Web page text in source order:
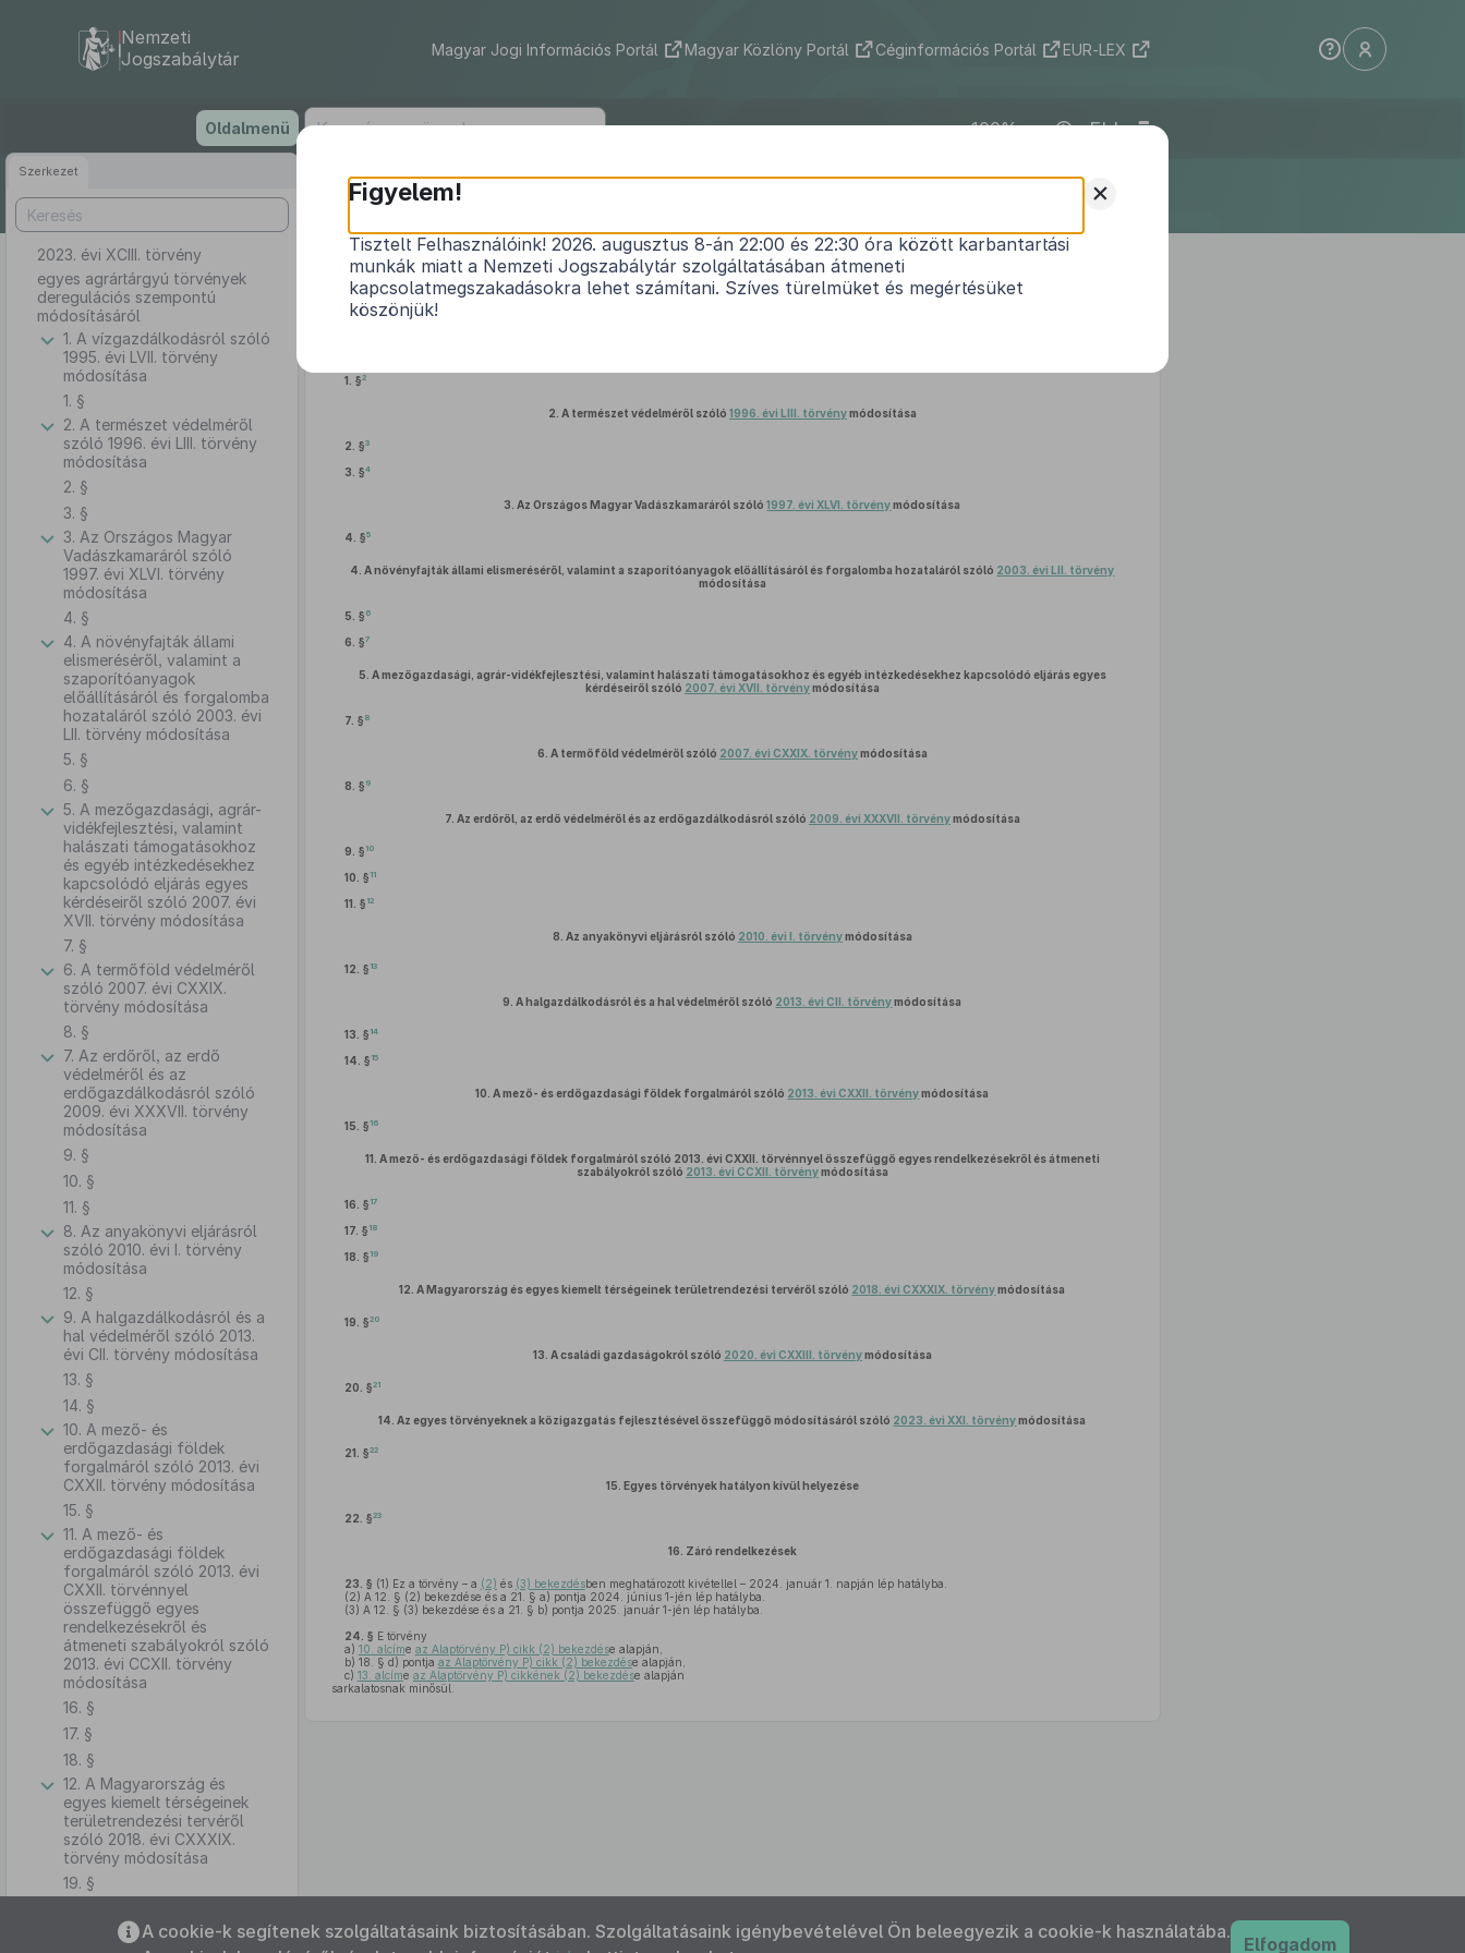
tartalomra
Nemzeti
Jogszabálytár
Magyar Jogi Információs Portál Magyar Közlöny Portál Céginformációs Portál EUR-LEX
Oldalmenü ELI
Szerkezet
2023. évi XCIII. törvény
egyes agrártárgyú törvények
deregulációs szempontú
módosításáról
1. A vízgazdálkodásról szóló
1995. évi LVII. törvény
módosítása
1. §
2. A természet védelméről
szóló 1996. évi LIII. törvény
módosítása
2. §
3. §
3. Az Országos Magyar
Vadászkamaráról szóló
1997. évi XLVI. törvény
módosítása
4. §
4. A növényfajták állami
elismeréséről, valamint a
szaporítóanyagok
előállításáról és forgalomba
hozataláról szóló 2003. évi
LII. törvény módosítása
5. §
6. §
5. A mezőgazdasági, agrár-
vidékfejlesztési, valamint
halászati támogatásokhoz
és egyéb intézkedésekhez
kapcsolódó eljárás egyes
kérdéseiről szóló 2007. évi
XVII. törvény módosítása
7. §
6. A termőföld védelméről
szóló 2007. évi CXXIX.
törvény módosítása
8. §
7. Az erdőről, az erdő
védelméről és az
erdőgazdálkodásról szóló
2009. évi XXXVII. törvény
módosítása
9. §
10. §
11. §
8. Az anyakönyvi eljárásról
szóló 2010. évi I. törvény
módosítása
12. §
9. A halgazdálkodásról és a
hal védelméről szóló 2013.
évi CII. törvény módosítása
13. §
14. §
10. A mező- és
erdőgazdasági földek
forgalmáról szóló 2013. évi
CXXII. törvény módosítása
15. §
11. A mező- és
erdőgazdasági földek
forgalmáról szóló 2013. évi
CXXII. törvénnyel
összefüggő egyes
rendelkezésekről és
átmeneti szabályokról szóló
2013. évi CCXII. törvény
módosítása
16. §
17. §
18. §
12. A Magyarország és
egyes kiemelt térségeinek
területrendezési tervéről
szóló 2018. évi CXXXIX.
törvény módosítása
19. §
szóló 2020. évi CXXIII.
törvény módosítása
Az oldalmenübe visszatéréshez
ALT + S billentyűket.
2023. évi XCIII. törvény
egyes agrártárgyú törvények deregulációs szempontú módosításáról
Hatályos: 2025. 01. 02. – 2025. 01. 02.
1. §2
2. A természet védelméről szóló 1996. évi LIII. törvénymódosítása
2. §3
3. §4
3. Az Országos Magyar Vadászkamaráról szóló1997. évi XLVI. törvénymódosítása
4. §5
4. A növényfajták állami elismeréséről, valamint a szaporítóanyagok előállításáról és forgalomba hozataláról szóló 2003. évi LII. törvény
módosítása
5. § 6
6. §7
5. A mezőgazdasági, agrár-vidékfejlesztési, valamint halászati támogatásokhoz és egyéb intézkedésekhez kapcsolódó eljárás egyes
kérdéseiről szóló 2007. évi XVII. törvénymódosítása
7. § 8
6. A termőföld védelméről szóló 2007. évi CXXIX. törvénymódosítása
8. § 9
7. Az erdőről, az erdő védelméről és az erdőgazdálkodásról szóló 2009. évi XXXVII. törvénymódosítása
9. § 10
10. § 11
11. § 12
8. Az anyakönyvi eljárásról szóló 2010. évi I. törvénymódosítása
12. § 13
9. A halgazdálkodásról és a hal védelméről szóló 2013. évi CII. törvénymódosítása
13. § 14
14. § 15
10. A mező- és erdőgazdasági földek forgalmáról szóló 2013. évi CXXII. törvénymódosítása
15. § 16
11. A mező- és erdőgazdasági földek forgalmáról szóló 2013. évi CXXII. törvénnyel összefüggő egyes rendelkezésekről és átmeneti
szabályokról szóló 2013. évi CCXII. törvénymódosítása
16. § 17
17. § 18
18. § 19
12. A Magyarország és egyes kiemelt térségeinek területrendezési tervéről szóló 2018. évi CXXXIX. törvénymódosítása
19. §20
13. A családi gazdaságokról szóló 2020. évi CXXIII. törvénymódosítása
20. §21
14. Az egyes törvényeknek a közigazgatás fejlesztésével összefüggő módosításáról szóló 2023. évi XXI. törvénymódosítása
21. §22
15. Egyes törvények hatályon kívül helyezése
22. §23
16. Záró rendelkezések
23. § (1) Ez a törvény – a (2) és (3) bekezdésben meghatározott kivétellel – 2024. január 1. napján lép hatályba.
(2) A 12. § (2) bekezdése és a 21. § a) pontja 2024. június 1-jén lép hatályba.
(3) A 12. § (3) bekezdése és a 21. § b) pontja 2025. január 1-jén lép hatályba.
24. § E törvény
a) 10. alcíme az Alaptörvény P) cikk (2) bekezdése alapján,
b) 18. § d) pontja az Alaptörvény P) cikk (2) bekezdése alapján,
c) 13. alcíme az Alaptörvény P) cikkének (2) bekezdése alapján
sarkalatosnak minősül.
A cookie-k segítenek szolgáltatásaink biztosításában. Szolgáltatásaink igénybevételével Ön beleegyezik a cookie-k használatába.
Elfogadom
+
Figyelem!
Tisztelt Felhasználóink! 2026. augusztus 8-án 22:00 és 22:30 óra között karbantartási
munkák miatt a Nemzeti Jogszabálytár szolgáltatásában átmeneti
kapcsolatmegszakadásokra lehet számítani. Szíves türelmüket és megértésüket
köszönjük!